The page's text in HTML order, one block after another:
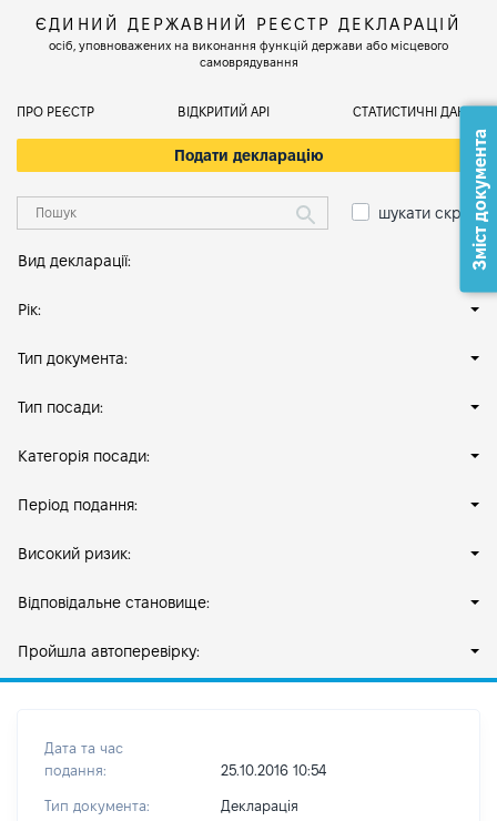
ЄДИНИЙ ДЕРЖАВНИЙ РЕЄСТР ДЕКЛАРАЦІЙ
осіб, уповноважених на виконання функцій держави або місцевого
самоврядування
ПРО РЕЄСТР ВІДКРИТИЙ АРІ СТАТИСТИЧНІ ДАНІ
Подати декларацію
шукати скрізь
Вид декларації:
Рік:
Тип документа:
Тип посади:
Категорія посади:
Період подання:
Високий ризик:
Відповідальне становище:
Пройшла автоперевірку:
Дата та час
подання:
25.10.2016 10:54
Тип документа: Декларація
Зміст документа